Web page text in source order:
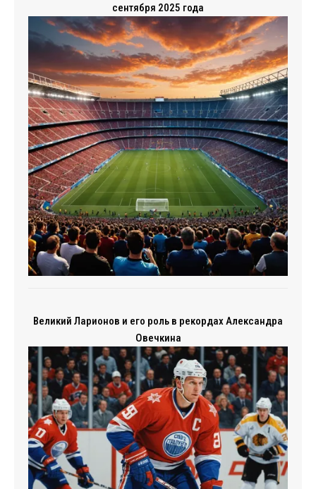
сентября 2025 года
Великий Ларионов и его роль в рекордах Александра
Овечкина